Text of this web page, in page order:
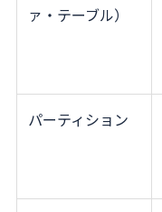
ァ・テーブル）
パーティション